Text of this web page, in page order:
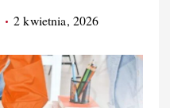
2 kwietnia, 2026